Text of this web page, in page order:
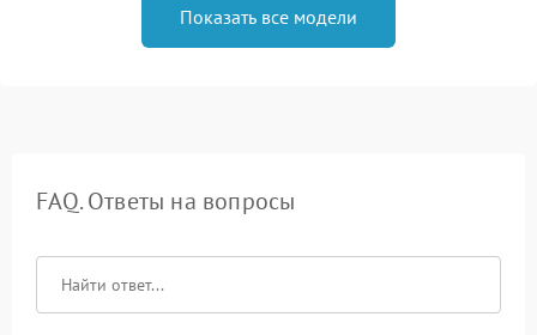
Показать все модели
FAQ. Ответы на вопросы